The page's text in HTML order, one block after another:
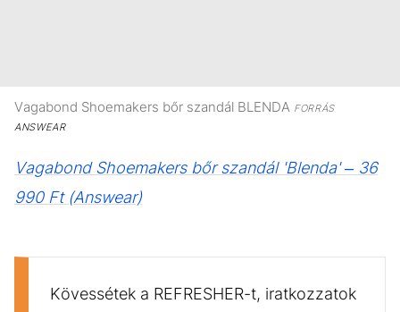
Vagabond Shoemakers bőr szandál BLENDA FORRÁS
ANSWEAR
Vagabond Shoemakers bőr szandál 'Blenda' – 36
990 Ft (Answear)
Kövessétek a REFRESHER-t, iratkozzatok